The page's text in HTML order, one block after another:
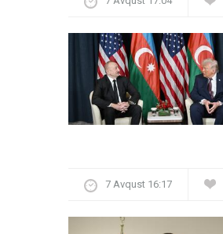
7 Avqust 16:17